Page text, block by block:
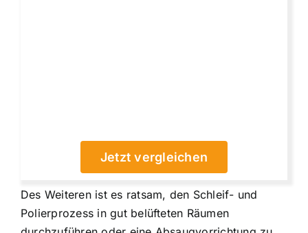
Jetzt vergleichen
Des Weiteren ist es ratsam, den Schleif- und
Polierprozess in gut belüfteten Räumen